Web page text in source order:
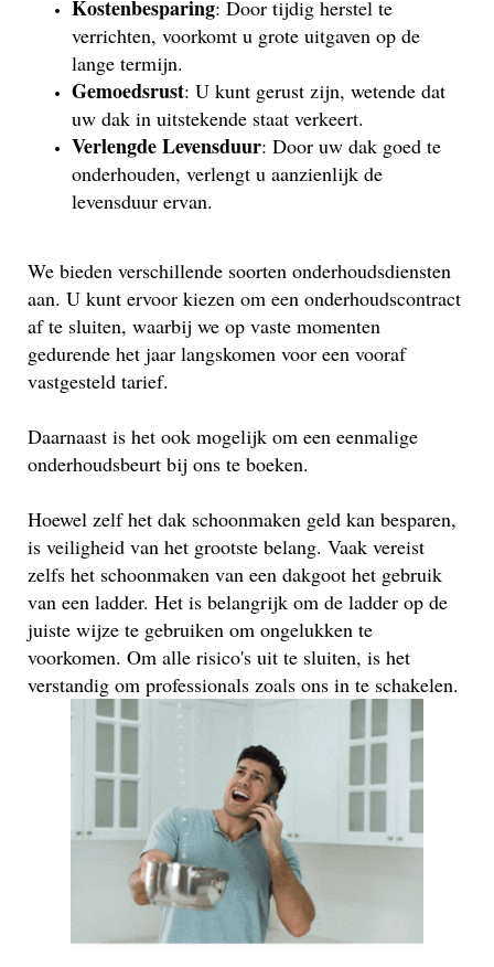
Kostenbesparing: Door tijdig herstel te
verrichten, voorkomt u grote uitgaven op de
lange termijn.
Gemoedsrust: U kunt gerust zijn, wetende dat
uw dak in uitstekende staat verkeert.
Verlengde Levensduur: Door uw dak goed te
onderhouden, verlengt u aanzienlijk de
levensduur ervan.
We bieden verschillende soorten onderhoudsdiensten
aan. U kunt ervoor kiezen om een onderhoudscontract
af te sluiten, waarbij we op vaste momenten
gedurende het jaar langskomen voor een vooraf
vastgesteld tarief.
Daarnaast is het ook mogelijk om een eenmalige
onderhoudsbeurt bij ons te boeken.
Hoewel zelf het dak schoonmaken geld kan besparen,
is veiligheid van het grootste belang. Vaak vereist
zelfs het schoonmaken van een dakgoot het gebruik
van een ladder. Het is belangrijk om de ladder op de
juiste wijze te gebruiken om ongelukken te
voorkomen. Om alle risico's uit te sluiten, is het
verstandig om professionals zoals ons in te schakelen.